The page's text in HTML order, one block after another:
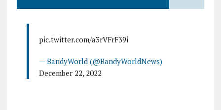
pic.twitter.com/a3rVFrF39i
— BandyWorld (@BandyWorldNews)
December 22, 2022